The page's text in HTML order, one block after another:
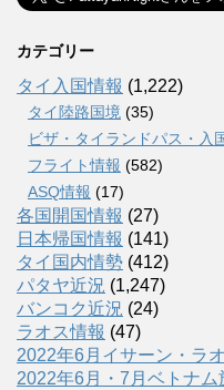
カテゴリー
タイ入国情報 (1,222)
タイ陸路国境 (35)
ビザ・タイランドパス・入
フライト情報 (582)
ASQ情報 (17)
各国開国情報 (27)
日本帰国情報 (141)
タイ国内情勢 (412)
パタヤ近況 (1,247)
バンコク近況 (24)
ラオス情報 (47)
2022年6月イサーン・ラ
2022年6月・7月ベトナム